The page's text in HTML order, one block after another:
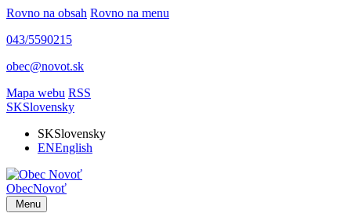
Rovno na obsah Rovno na menu
043/5590215
obec@novot.sk
Mapa webu RSS
SKSlovensky
SKSlovensky
ENEnglish
ObecNovoť
Menu